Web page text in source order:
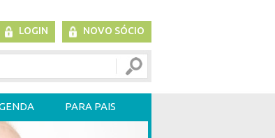
LOGIN NOVO SÓCIO
PARA PAIS